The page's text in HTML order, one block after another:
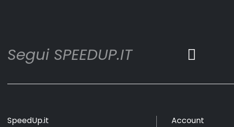
Segui SPEEDUP.IT
SpeedUp.it Account